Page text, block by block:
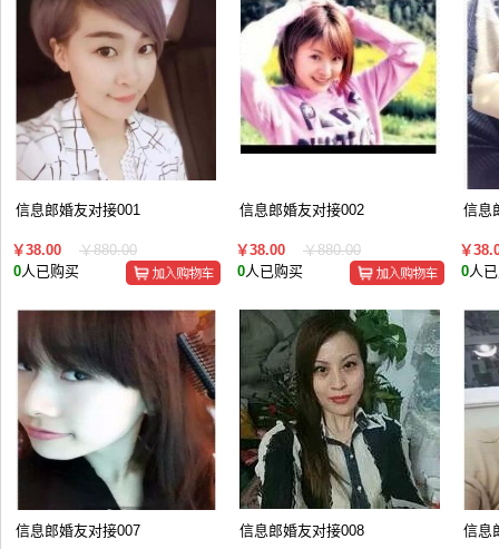
信息郎婚友对接001
￥38.00
￥880.00
0人已购买
信息郎婚友对接002
￥38.00
￥880.00
0人已购买
信息
￥
0人
信息郎婚友对接007 信息郎婚友对接008 信息